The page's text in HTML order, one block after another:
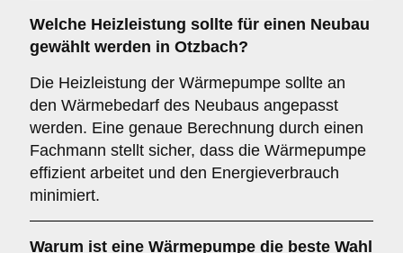
Welche Heizleistung sollte für einen Neubau
gewählt werden in Otzbach?
Die Heizleistung der Wärmepumpe sollte an
den Wärmebedarf des Neubaus angepasst
werden. Eine genaue Berechnung durch einen
Fachmann stellt sicher, dass die Wärmepumpe
effizient arbeitet und den Energieverbrauch
minimiert.
Warum ist eine Wärmepumpe die beste Wahl